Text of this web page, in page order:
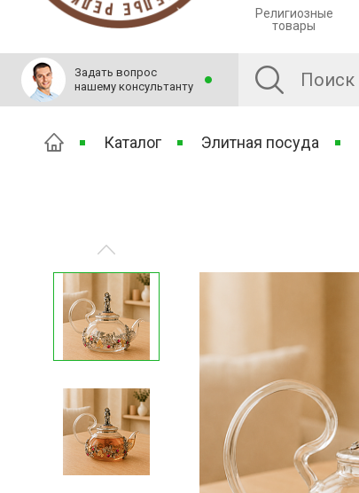
Религиозные
товары
Задать вопрос
нашему консультанту
Каталог Элитная посуда